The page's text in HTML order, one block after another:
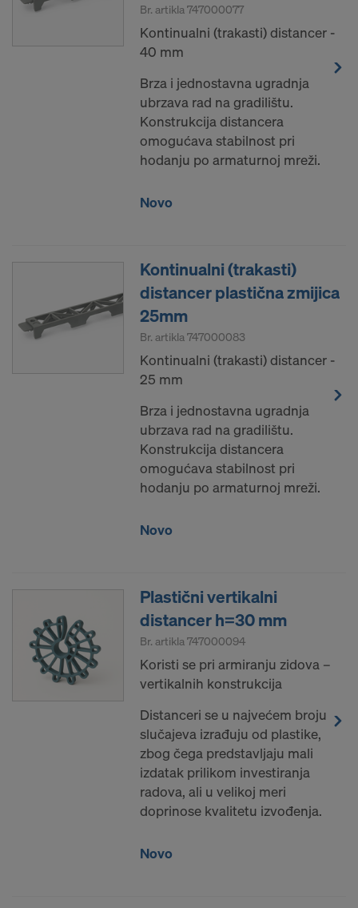
Br. artikla747000077
Kontinualni (trakasti) distancer -
40 mm
Brza i jednostavna ugradnja
ubrzava rad na gradilištu.
Konstrukcija distancera
omogućava stabilnost pri
hodanju po armaturnoj mreži.
Novo
Kontinualni (trakasti)
distancer plastična zmijica
25mm
Br. artikla747000083
Kontinualni (trakasti) distancer -
25 mm
Brza i jednostavna ugradnja
ubrzava rad na gradilištu.
Konstrukcija distancera
omogućava stabilnost pri
hodanju po armaturnoj mreži.
Novo
Plastični vertikalni
distancer h=30 mm
Br. artikla747000094
Koristi se pri armiranju zidova –
vertikalnih konstrukcija
Distanceri se u najvećem broju
slučajeva izrađuju od plastike,
zbog čega predstavljaju mali
izdatak prilikom investiranja
radova, ali u velikoj meri
doprinose kvalitetu izvođenja.
Novo